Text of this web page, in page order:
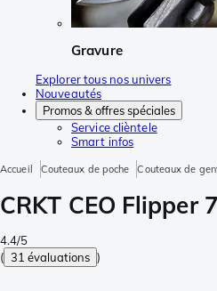
Gravure
Explorer tous nos univers
Nouveautés
Promos & offres spéciales
Service clièntele
Smart infos
Accueil Couteaux de poche Couteaux de
CRKT CEO Flipper
4.4/5
( 31 évaluations )